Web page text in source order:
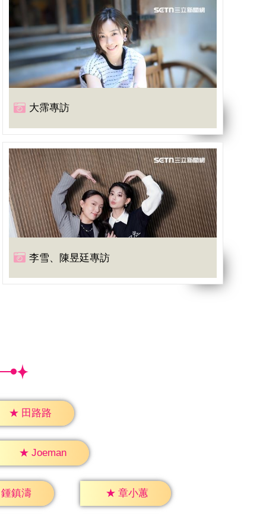
大霈專訪
李雪、陳昱廷專訪
★ 田路路
★ Joeman
鍾鎮濤 ★ 章小蕙